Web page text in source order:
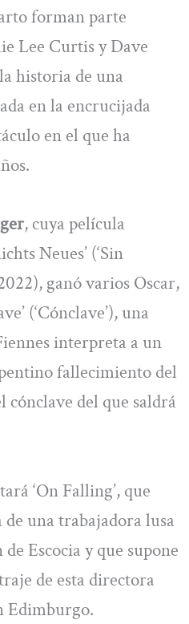
forman parte
Lee Curtis y Dave
historia de una
en la encrucijada
en el que ha
, cuya película
Neues’ (‘Sin
ganó varios Oscar,
(‘Cónclave’), una
interpreta a un
fallecimiento del
cónclave del que saldrá
‘On Falling’, que
una trabajadora lusa
Escocia y que supone
de esta directora
Edimburgo.